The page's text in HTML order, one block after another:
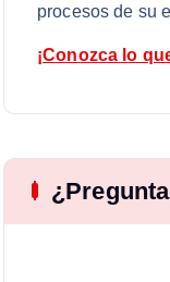
procesos de su
¡Conozca lo